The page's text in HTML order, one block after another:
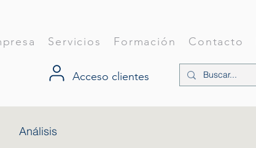
Servicios Formación Contacto
Acceso clientes
Análisis